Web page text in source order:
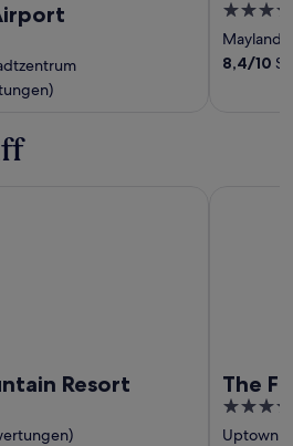
3.5
out
of
Mayland
8,4/10
Resort The
3.5
out
Uptown